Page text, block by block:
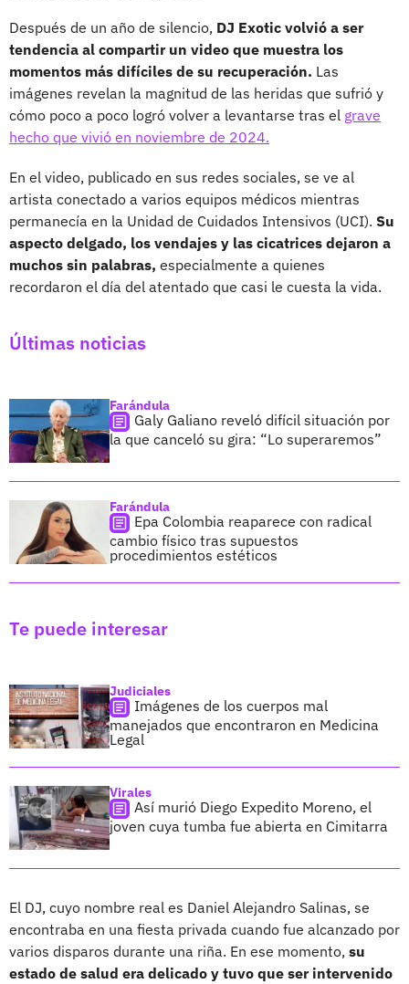
Después de un año de silencio, DJ Exotic volvió a ser
tendencia al compartir un video que muestra los
momentos más difíciles de su recuperación. Las
imágenes revelan la magnitud de las heridas que sufrió y
cómo poco a poco logró volver a levantarse tras el grave
hecho que vivió en noviembre de 2024.
En el video, publicado en sus redes sociales, se ve al
artista conectado a varios equipos médicos mientras
permanecía en la Unidad de Cuidados Intensivos (UCI). Su
aspecto delgado, los vendajes y las cicatrices dejaron a
muchos sin palabras, especialmente a quienes
recordaron el día del atentado que casi le cuesta la vida.
Últimas noticias
Farándula
Galy Galiano reveló difícil situación por
la que canceló su gira: “Lo superaremos”
Farándula
Epa Colombia reaparece con radical
cambio físico tras supuestos
procedimientos estéticos
Te puede interesar
Judiciales
Imágenes de los cuerpos mal
manejados que encontraron en Medicina
Legal
Virales
Así murió Diego Expedito Moreno, el
joven cuya tumba fue abierta en Cimitarra
El DJ, cuyo nombre real es Daniel Alejandro Salinas, se
encontraba en una fiesta privada cuando fue alcanzado por
varios disparos durante una riña. En ese momento, su
estado de salud era delicado y tuvo que ser intervenido